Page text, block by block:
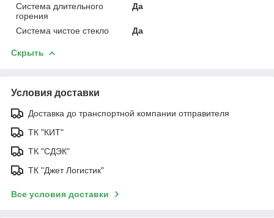
Система длительного
горения
Да
Система чистое стекло Да
Скрыть
Условия доставки
Доставка до транспортной компании отправителя
ТК "КИТ"
ТК "СДЭК"
ТК "Джет Логистик"
Все условия доставки